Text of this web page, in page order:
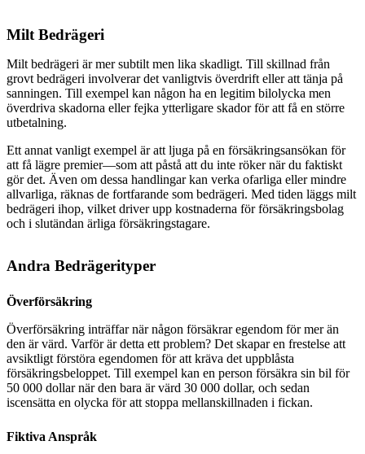
Milt Bedrägeri
Milt bedrägeri är mer subtilt men lika skadligt. Till skillnad från
grovt bedrägeri involverar det vanligtvis överdrift eller att tänja på
sanningen. Till exempel kan någon ha en legitim bilolycka men
överdriva skadorna eller fejka ytterligare skador för att få en större
utbetalning.
Ett annat vanligt exempel är att ljuga på en försäkringsansökan för
att få lägre premier—som att påstå att du inte röker när du faktiskt
gör det. Även om dessa handlingar kan verka ofarliga eller mindre
allvarliga, räknas de fortfarande som bedrägeri. Med tiden läggs milt
bedrägeri ihop, vilket driver upp kostnaderna för försäkringsbolag
och i slutändan ärliga försäkringstagare.
Andra Bedrägerityper
Överförsäkring
Överförsäkring inträffar när någon försäkrar egendom för mer än
den är värd. Varför är detta ett problem? Det skapar en frestelse att
avsiktligt förstöra egendomen för att kräva det uppblåsta
försäkringsbeloppet. Till exempel kan en person försäkra sin bil för
50 000 dollar när den bara är värd 30 000 dollar, och sedan
iscensätta en olycka för att stoppa mellanskillnaden i fickan.
Fiktiva Anspråk